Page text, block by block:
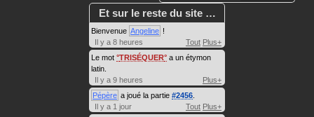
Et sur le reste du site …
Bienvenue Angeline !
Il y a 8 heures
Tout Plus+
Le mot TRISÉQUER a un étymon
latin.
Il y a 9 heures
Plus+
Pépère a joué la partie #2456
Il y a 1 jour
Tout Plus+